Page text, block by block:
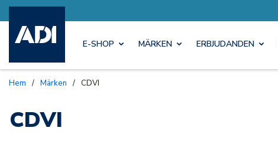
E-SHOP MÄRKEN ERBJUDANDEN
Hem / Märken / CDVI
CDVI